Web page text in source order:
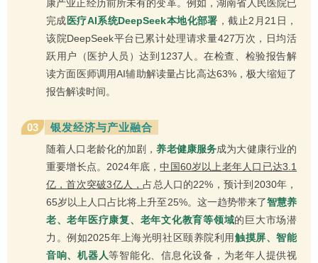
康产业正经历前所未有的变革。例如，湖南省人民医院已
完成医疗AI系统DeepSeek本地化部署 ，截止2月21日，
该院DeepSeek平台已累计处理请求量427万次，日均活
跃用户（医护人员）达到1237人。在检查、检验报告解
读方面医师调用AI辅助解读量占比高达63%，极大缩短了
报告解读时间。
03 银发经济与产业融合
随着人口老龄化的加剧，养老健康服务成为大健康行业的
重要增长点。2024年底，中国60岁以上老年人口已达3.1
亿，首次突破3亿人，占总人口的22%，预计到2030年，
65岁以上人口占比将上升至25%。这一趋势带来了智慧养
老、老年医疗康复、老年文化教育等领域的巨大市场潜
力。例如2025年上海光明社区颐养院利用触摸屏、智能
音响、机器人等智能化、信息化设备，为老年人提供视